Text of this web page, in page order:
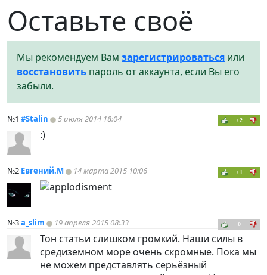
Оставьте своё
Мы рекомендуем Вам зарегистрироваться или
восстановить пароль от аккаунта, если Вы его
забыли.
№1 #Stalin 5 июля 2014 18:04 +2
:)
№2 Евгений.М 14 марта 2015 10:06 +1
№3a_slim 19 апреля 2015 08:33 0
Тон статьи слишком громкий. Наши силы в
средиземном море очень скромные. Пока мы
не можем представлять серьёзный